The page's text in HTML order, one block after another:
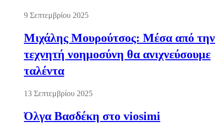
9 Σεπτεμβρίου 2025
Μιχάλης Μουρούτσος: Μέσα από την
τεχνητή νοημοσύνη θα ανιχνεύσουμε
ταλέντα
13 Σεπτεμβρίου 2025
Όλγα Βασδέκη στο viosimi